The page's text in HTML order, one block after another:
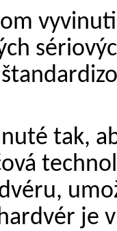
tak,
je